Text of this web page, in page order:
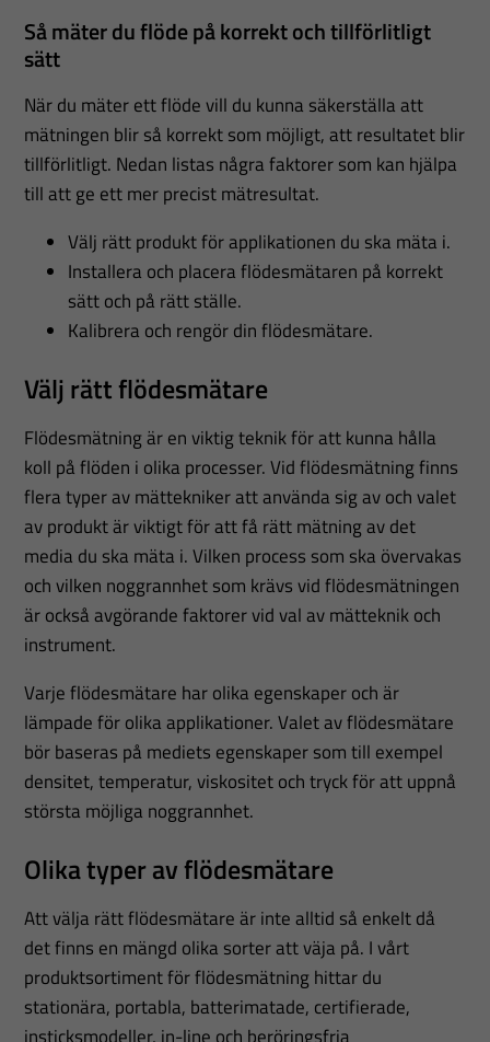
Så mäter du flöde på korrekt och tillförlitligt
sätt
När du mäter ett flöde vill du kunna säkerställa att
mätningen blir så korrekt som möjligt, att resultatet blir
tillförlitligt. Nedan listas några faktorer som kan hjälpa
till att ge ett mer precist mätresultat.
Välj rätt produkt för applikationen du ska mäta i.
Installera och placera flödesmätaren på korrekt
sätt och på rätt ställe.
Kalibrera och rengör din flödesmätare.
Välj rätt flödesmätare
Flödesmätning är en viktig teknik för att kunna hålla
koll på flöden i olika processer. Vid flödesmätning finns
flera typer av mättekniker att använda sig av och valet
av produkt är viktigt för att få rätt mätning av det
media du ska mäta i. Vilken process som ska övervakas
och vilken noggrannhet som krävs vid flödesmätningen
är också avgörande faktorer vid val av mätteknik och
instrument.
Varje flödesmätare har olika egenskaper och är
lämpade för olika applikationer. Valet av flödesmätare
bör baseras på mediets egenskaper som till exempel
densitet, temperatur, viskositet och tryck för att uppnå
största möjliga noggrannhet.
Olika typer av flödesmätare
Att välja rätt flödesmätare är inte alltid så enkelt då
det finns en mängd olika sorter att väja på. I vårt
produktsortiment för flödesmätning hittar du
stationära, portabla, batterimatade, certifierade,